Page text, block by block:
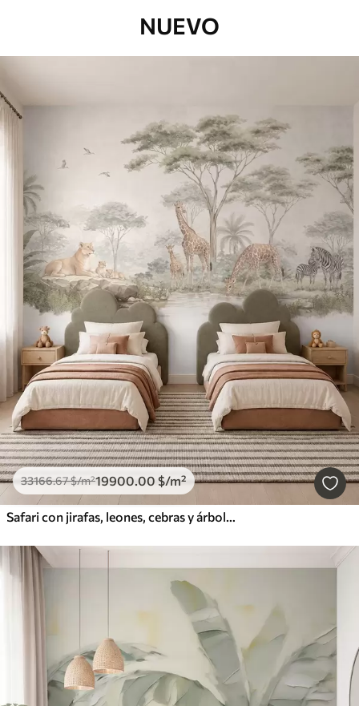
NUEVO
33166.67$/m²19900.00 $/m²
Safari con jirafas, leones, cebras y árboles tropicales